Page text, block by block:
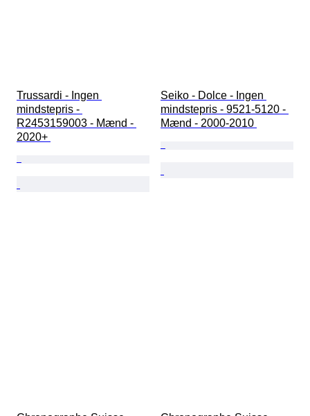
Trussardi - Ingen
mindstepris -
R2453159003 - Mænd -
2020+
Seiko - Dolce - Ingen
mindstepris - 9521-5120 -
Mænd - 2000-2010